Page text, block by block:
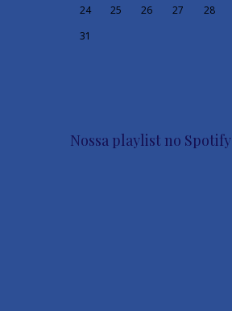
24
25 26 27 28
31
Nossa playlist no Spotify